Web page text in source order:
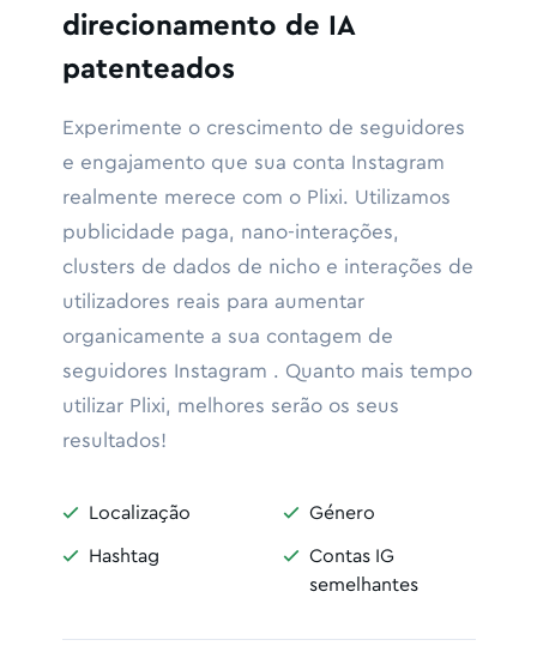
direcionamento de IA
patenteados
Experimente o crescimento de seguidores
e engajamento que sua conta Instagram
realmente merece com o Plixi. Utilizamos
publicidade paga, nano-interações,
clusters de dados de nicho e interações de
utilizadores reais para aumentar
organicamente a sua contagem de
seguidores Instagram . Quanto mais tempo
utilizar Plixi, melhores serão os seus
resultados!
 Localização
 Hashtag
 Género

Contas IG
semelhantes